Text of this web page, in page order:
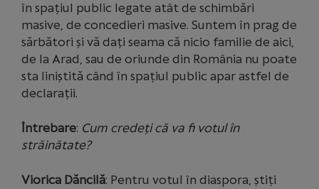
în spațiul public legate atât de schimbări
masive, de concedieri masive. Suntem în prag de
sărbători și vă dați seama că nicio familie de aici,
de la Arad, sau de oriunde din România nu poate
sta liniștită când în spațiul public apar astfel de
declarații.
Întrebare: Cum credeți că va fi votul în
străinătate?
Viorica Dăncilă: Pentru votul în diaspora, știți